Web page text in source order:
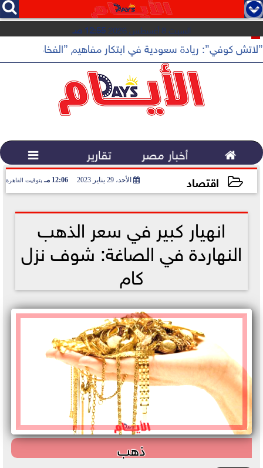
   
السبت 8 أغسطس 2026 12:55 صـ
”لاتش كوفي”: ريادة سعودية في ابتكار مفاهيم ”الفخامة
 أخبار مصر تقارير 
اقتصاد الأحد، 29 يناير 2023 12:06 مـ بتوقيت القاهرة
انهيار كبير في سعر الذهب
النهاردة في الصاغة: شوف نزل
كام
ذهب